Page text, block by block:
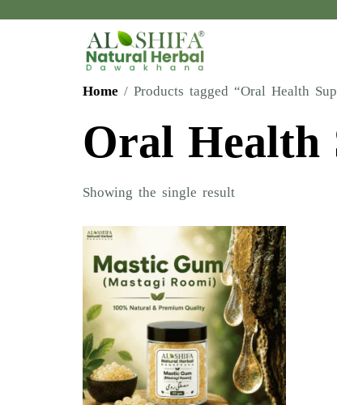
Home / Products tagged “Oral Health
Oral Health
Showing the single result